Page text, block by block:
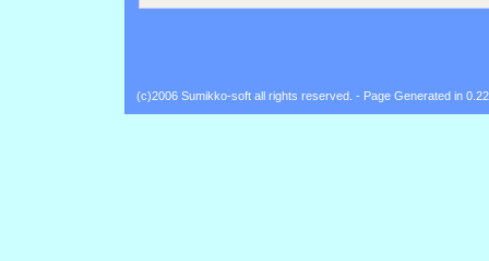
(c)2006 Sumikko-soft all rights reserved. - Page Generated in